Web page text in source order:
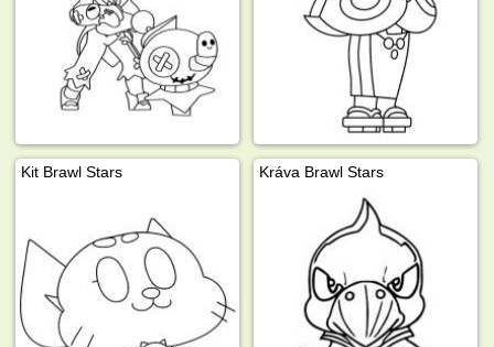
Kit Brawl Stars Kráva Brawl Stars